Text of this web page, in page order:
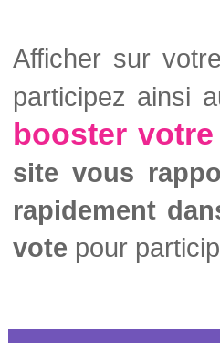
Afficher sur
participez ainsi
booster
site vous
rapidement
vote pour